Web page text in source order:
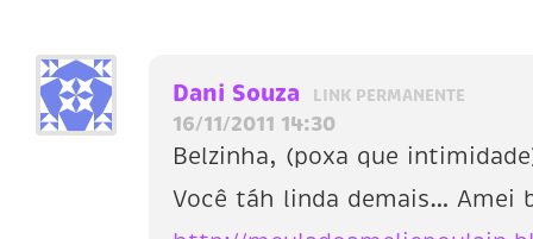
Dani Souza LINK PERMANENTE
16/11/2011 14:30
Belzinha, (poxa que
Você táh linda demais… Amei